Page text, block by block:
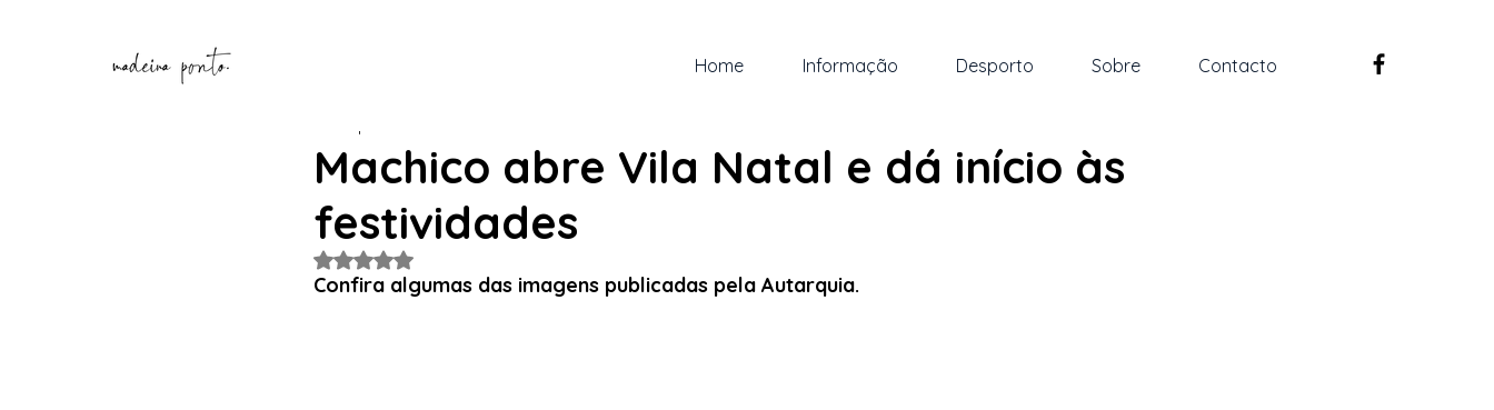
Home Informação Desporto Sobre Contacto
Machico abre Vila Natal e dá início às
festividades
Avaliado com NaN de 5 estrelas.
Confira algumas das imagens publicadas pela Autarquia.